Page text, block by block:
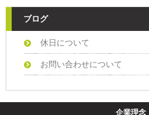
ブログ
休日について
お問い合わせについて
企業理念